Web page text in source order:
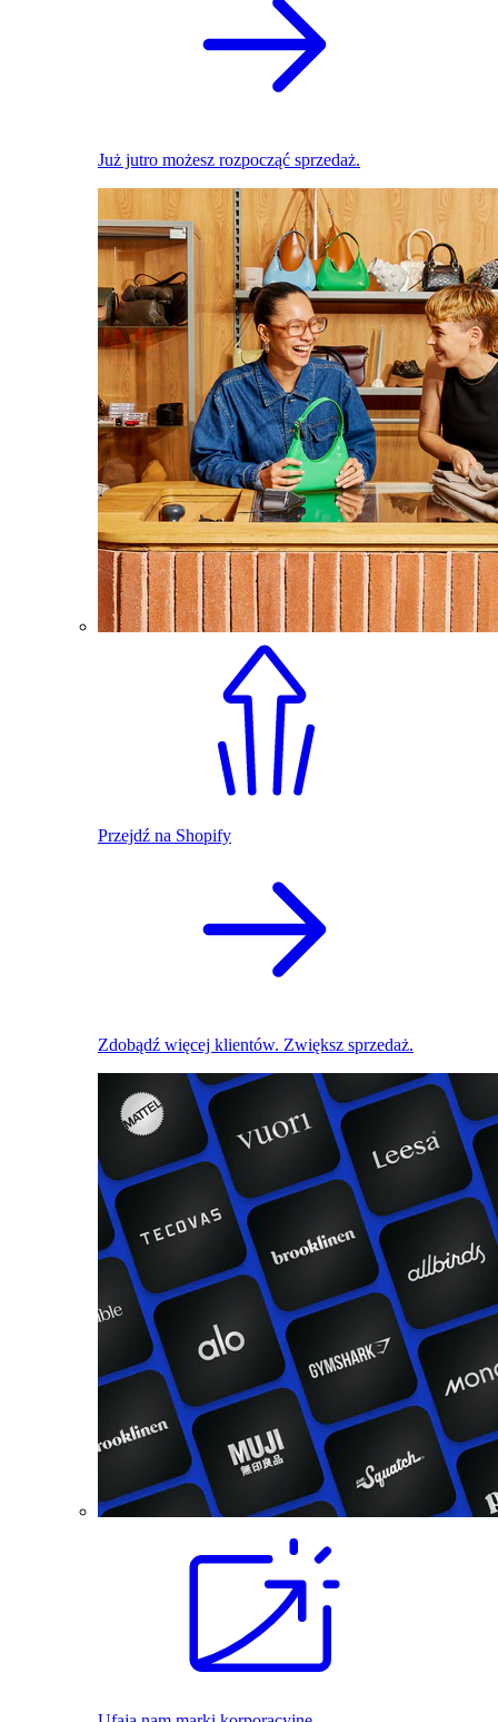
Już jutro możesz rozpocząć sprzedaż.
Przejdź na Shopify
Zdobądź więcej klientów. Zwiększ sprzedaż.